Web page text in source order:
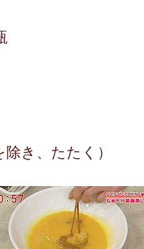
き、たたく）